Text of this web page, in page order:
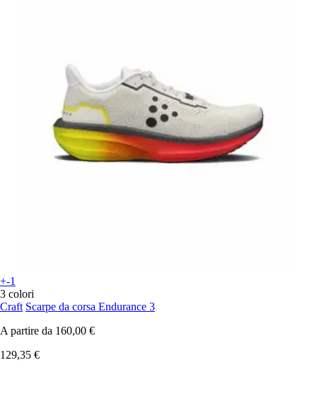
+-1
3 colori
Craft Scarpe da corsa Endurance 3
A partire da 160,00 €
129,35 €